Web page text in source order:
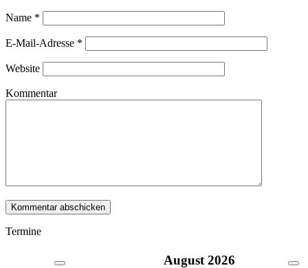
Name *
E-Mail-Adresse *
Website
Kommentar
Termine
August 2026